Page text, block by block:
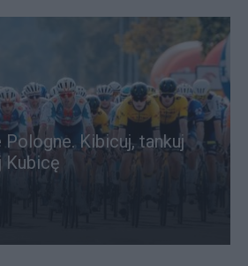
Pologne. Kibicuj, tankuj
Kubicę